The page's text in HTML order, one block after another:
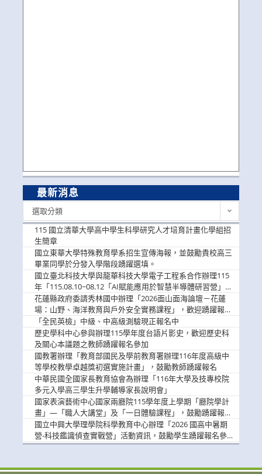
最新消息
選取分類
115 國立清華大學高中學生科學研究人才培育計畫化學組招
生簡章
國立東華大學特殊教育學系招生宣傳海報，並鼓勵貴校高三
畢業同學於分發入學階段踴躍選填。
國立臺北科技大學與龍華科技大學電子工程系合作辦理115
年「115.08.10~08.12「AI賦能應用於智慧半導體研習營」，
歡迎學生踴躍報名參加
花蓮縣政府委請秀林國中辦理「2026面山面海論壇－花蓮
場：山野、海洋教育與戶外安全實務課程」，歡迎踴躍報名
參加
「全民英檢」中級、中高級測驗現正報名中
歷史學科中心參與辦理115學年度台語片影史，歡迎歷史科
及關心本議題之教師踴躍報名參加
國教署辦理「教育部國民及學前教育署辦理116年度高級中
等學校教學卓越獎初選實施計畫」，鼓勵教師踴躍報名
中華民國全國家長教育協會為辦理「116年大學及技專校院
多元入學高三學生升學輔導家長說明會」
國家表演藝術中心國家兩廳院115學年度上學期「廳院學計
畫」—「職人大講堂」及「一日體驗課程」，鼓勵踴躍報名
參與。
國立中興大學理學院科學教育中心辦理「2026 國高中暑期
營-科技鑑識偵查實戰營」活動資訊，鼓勵學生踴躍報名參
加。